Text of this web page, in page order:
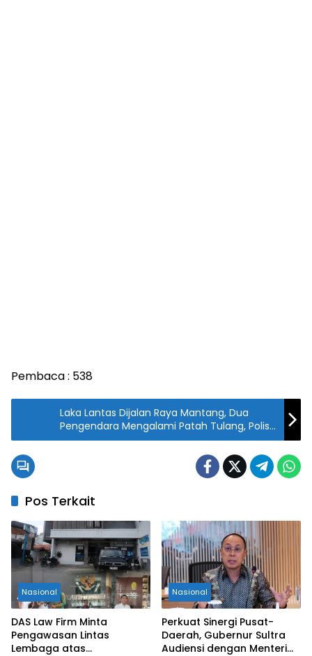
Pembaca : 538
Laka Lantas Dijalan Raya Mantang, Dua
Pengendara Mengalami Patah Tulang, Polisi
Lakukan Olah TKP
Pos Terkait
Nasional
DAS Law Firm Minta
Pengawasan Lintas
Lembaga atas
Nasional
Perkuat Sinergi Pusat-
Daerah, Gubernur Sultra
Audiensi dengan Menteri